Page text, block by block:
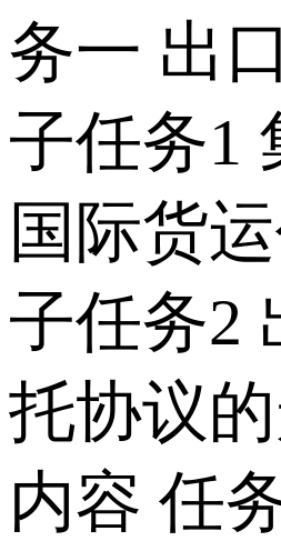
务一 出
子任务1
国际货
子任务2
托协议
内容 任